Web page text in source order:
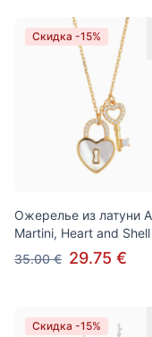
Скидка -15%
Ожерелье из латуни
Martini, Heart and Shell
35.00 € 29.75 €
Скидка -15%